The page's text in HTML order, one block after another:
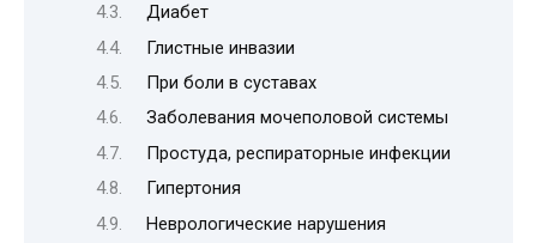
Диабет
Глистные инвазии
При боли в суставах
Заболевания мочеполовой системы
Простуда, респираторные инфекции
Гипертония
Неврологические нарушения